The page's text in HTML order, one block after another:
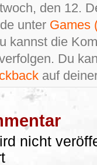
den 12.
unter Games
kannst die
Du
auf
nicht